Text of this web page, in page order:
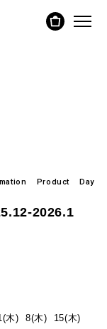
Product Day
2026.1
木) 8(木) 15(木)